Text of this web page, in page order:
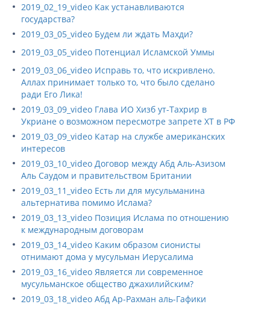
2019_02_19_video Как устанавливаются
государства?
2019_03_05_video Будем ли ждать Махди?
2019_03_05_video Потенциал Исламской Уммы
2019_03_06_video Исправь то, что искривлено.
Аллах принимает только то, что было сделано
ради Его Лика!
2019_03_09_video Глава ИО Хизб ут-Тахрир в
Укриане о возможном пересмотре запрете ХТ в РФ
2019_03_09_video Катар на службе американских
интересов
2019_03_10_video Договор между Абд Аль-Азизом
Аль Саудом и правительством Британии
2019_03_11_video Есть ли для мусульманина
альтернатива помимо Ислама?
2019_03_13_video Позиция Ислама по отношению
к международным договорам
2019_03_14_video Каким образом сионисты
отнимают дома у мусульман Иерусалима
2019_03_16_video Является ли современное
мусульманское общество джахилийским?
2019_03_18_video Абд Ар-Рахман аль-Гафики